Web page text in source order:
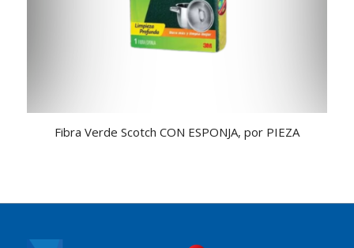
Fibra Verde Scotch CON ESPONJA, por PIEZA